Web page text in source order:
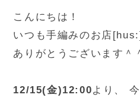
こんにちは！
いつも手編みのお店
ありがとうございます＾
12/15(金)12:00より、